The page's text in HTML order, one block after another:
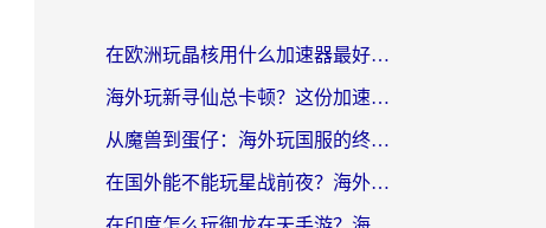
在欧洲玩晶核用什么加速器最好呢？一个老玩家的真心话
海外玩新寻仙总卡顿？这份加速器选择指南让你秒回国服流畅体验
从魔兽到蛋仔：海外玩国服的终极加速指南，找到你的专属高速通道
在国外能不能玩星战前夜？海外党国服游戏不卡顿的秘密武器在这里